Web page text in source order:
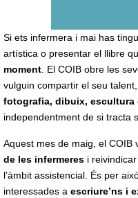
Si ets infermera i mai has
artística o presentar el llibre
moment. El COIB obre les
vulguin compartir el seu
fotografia, dibuix, escultura
independentment de si tracta
Aquest mes de maig, el COIB
de les infermeres i
l’àmbit assistencial. És per
interessades a escriure’ns i